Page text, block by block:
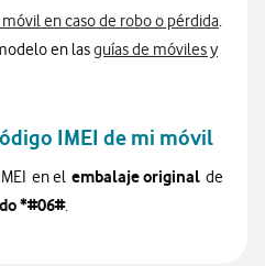
en caso de robo o pérdida.
en lasguías de móviles y
IMEI de mi móvil
en el embalaje original de
*#06#.